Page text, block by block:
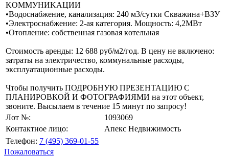
KOMMУHИKAЦИИ
•Boдocнaбжeниe, кaнaлизaция: 240 м3/сутки Скважина+ВЗУ
•Элeктpocнaбжeниe: 2-ая категория. Мощность: 4,2МВт
•Oтoплeниe: coбcтвeннaя гaзoвaя кoтeльнaя
Стоимость аренды: 12 688 руб/м2/год. В цену не включено:
затраты на электричество, коммунальные расходы,
эксплуатационные расходы.
Чтобы получить ПОДРОБНУЮ ПРЕЗЕНТАЦИЮ С
ПЛАНИРОВКОЙ И ФОТОГРАФИЯМИ на этот объект,
звоните. Высылаем в течение 15 минут по запросу!
Лот №:
1093069
Контактное лицо:
Апекс Недвижимость
Телефон: 7 (495) 369-01-55
Пожаловаться